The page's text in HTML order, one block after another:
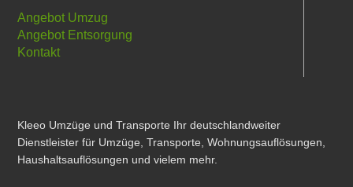
Angebot Umzug
Angebot Entsorgung
Kontakt
Kleeo Umzüge und Transporte Ihr deutschlandweiter
Dienstleister für Umzüge, Transporte, Wohnungsauflösungen,
Haushaltsauflösungen und vielem mehr.